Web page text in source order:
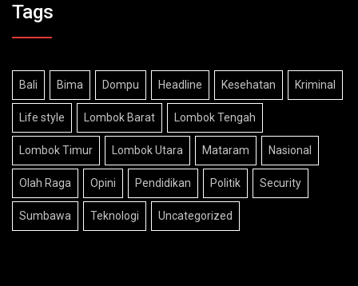
Tags
Bali Bima Dompu Headline Kesehatan Kriminal
Life style Lombok Barat Lombok Tengah
Lombok Timur Lombok Utara Mataram Nasional
Olah Raga Opini Pendidikan Politik Security
Sumbawa Teknologi Uncategorized